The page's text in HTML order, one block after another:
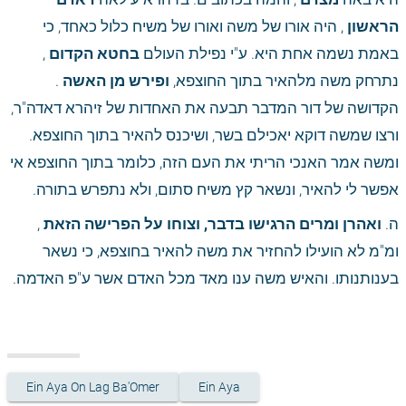
הראשון
באמת נשמה אחת היא. ע"י נפילת העולם בחטא הקדום
נתרחק משה מלהאיר בתוך החוצפא, ופירש מן האשה
אפשר לי להאיר, ונשאר קץ משיח סתום, ולא נתפרש בתורה.
ה. ואהרן ומרים הרגישו בדבר, וצוחו על הפרישה הזאת
בענותנותו. והאיש משה ענו מאד מכל האדם אשר ע"פ האדמה.
Ein Aya On Lag Ba'Omer Ein Aya